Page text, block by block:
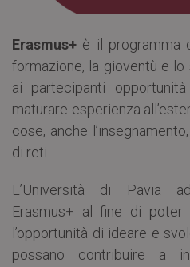
Erasmus+ è il programma
formazione, la gioventù e
ai partecipanti
maturare esperienza
cose, anche
di reti.
L’Università di Pavia
Erasmus+ al fine di
l’opportunità di ideare e
possano contribuire a